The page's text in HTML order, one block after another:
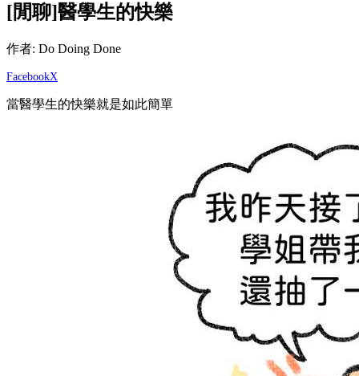
[閒聊]醫學生的快樂
作者: Do Doing Done
FacebookX
當醫學生的快樂就是如此簡單